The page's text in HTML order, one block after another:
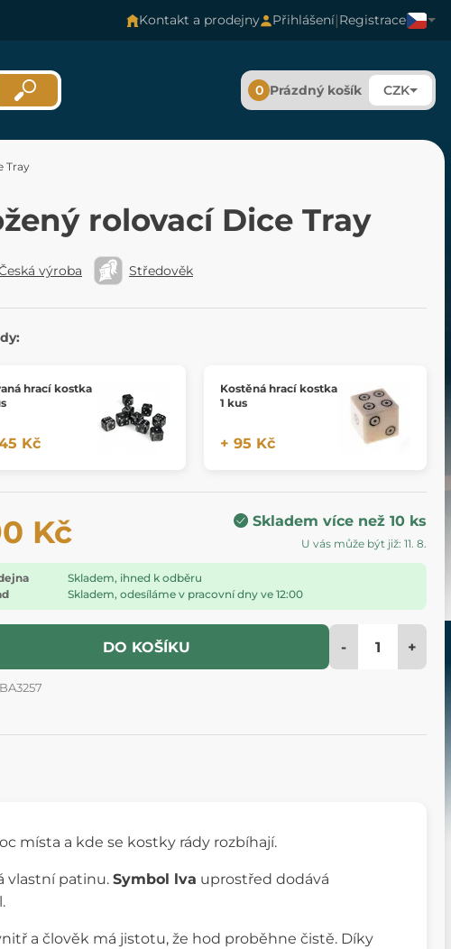
Kontakt a prodejny Přihlášení|Registrace
0 Prázdný košík CZK
Tray
rolovací Dice Tray
výroba Středověk
hrací kostka
Kč
Kostěná hrací kostka
1 kus
+ 95 Kč
Kč Skladem více než 10 ks
U vás může být již: 11. 8.
Skladem, ihned k odběru
Skladem, odesíláme v pracovní dny ve 12:00
DO KOŠÍKU - +
místa a kde se kostky rády rozbíhají.
vlastní patinu. Symbol lva uprostřed dodává
a člověk má jistotu, že hod proběhne čistě. Díky